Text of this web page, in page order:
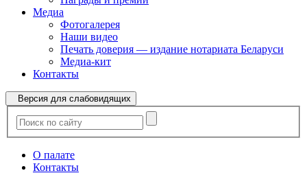
Медиа
Фотогалерея
Наши видео
Печать доверия — издание нотариата Беларуси
Медиа-кит
Контакты
Версия для слабовидящих
О палате
Контакты